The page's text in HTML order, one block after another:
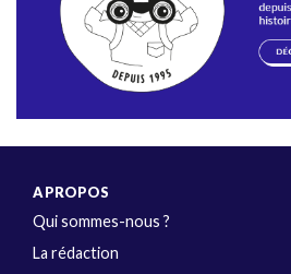
A PROPOS
Qui sommes-nous ?
La rédaction